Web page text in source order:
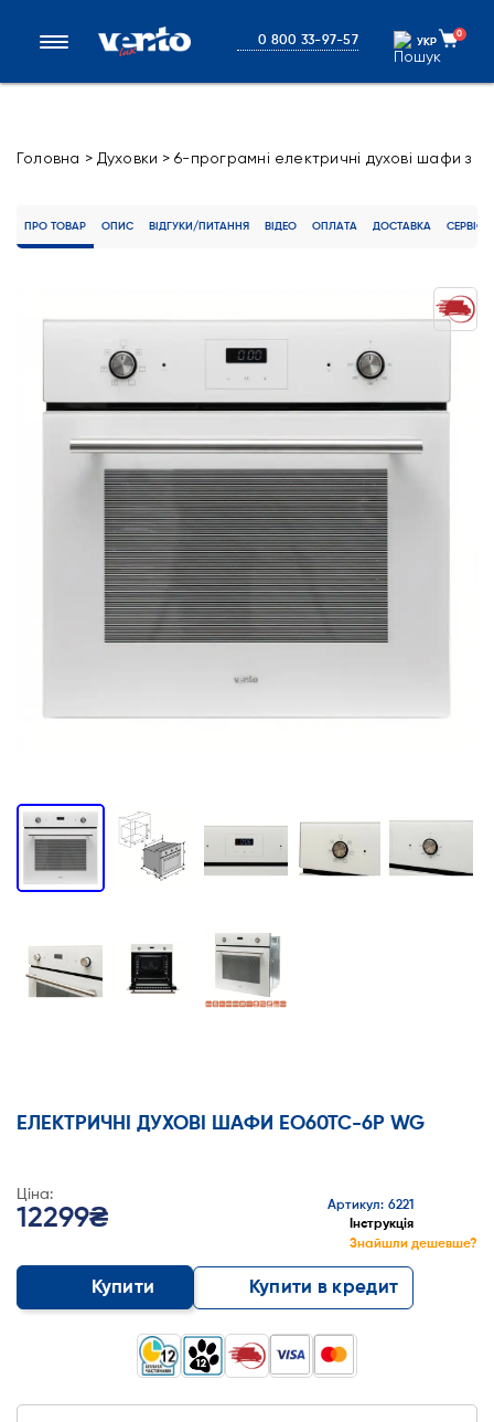
0 800 33-97-57 УКР
УКР
0
Головна > Духовки >6-програмні електричні духові шафи з
ПРО ТОВАР ОПИС ВІДГУКИ/ПИТАННЯ ВІДЕО ОПЛАТА ДОСТАВКА СЕРВІС
ЕЛЕКТРИЧНІ ДУХОВІ ШАФИ EO60TC-6P WG
Ціна:
12299₴
Артикул: 6221
Інструкція
Знайшли дешевше?
Купити Купити в кредит